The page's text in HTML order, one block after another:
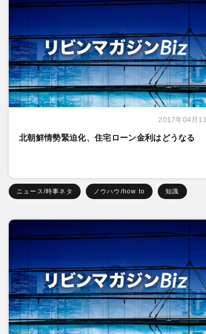
2017年04月
北朝鮮情勢緊迫化、住宅ローン金利はどうなる
ニュース/時事ネタ ノウハウ/how to 知識